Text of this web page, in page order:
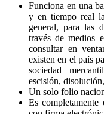
Funciona en una
y en tiempo real
general, para las
través de medios
consultar en
existen en el país
sociedad
escisión,
Un solo folio
Es